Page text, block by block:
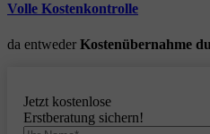
Volle Kostenkontrolle
da entweder Kostenübernahme
Jetzt kostenlose
Erstberatung sichern!